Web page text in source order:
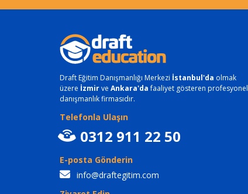
Draft Eğitim Danışmanlığı Merkezi İstanbul'da olmak
üzere İzmirve Ankara'dafaaliyet gösteren profesyonel
danışmanlık firmasıdır.
Telefonla Ulaşın
0312 911 22 50
E-posta Gönderin
info@draftegitim.com